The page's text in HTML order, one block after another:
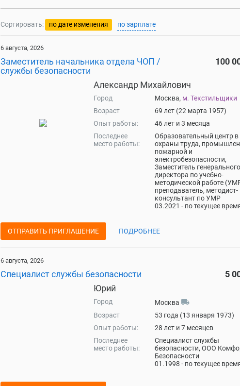
Сортировать: по дате изменения по зарплате
6 августа, 2026
Заместитель начальника отдела ЧОП /
службы безопасности
100
Александр Михайлович
Город Москва, м. Текстильщики
Возраст
69 лет (22 марта 1957)
Опыт работы:
46 лет и 3 месяца
Последнее
место работы:
Образовательный центр в
охраны труда,
пожарной и
электробезопасности,
Заместитель генерального
директора по учебно-
методической работе
преподаватель, методист-
консультант по УМР
03.2021 - по текущее
ОТПРАВИТЬ ПРИГЛАШЕНИЕ ПОДРОБНЕЕ
6 августа, 2026
Специалист службы безопасности
5
Юрий
Город Москва local_shipping
Возраст
53 года (13 января 1973)
Опыт работы:
28 лет и 7 месяцев
Последнее
место работы:
Специалист службы
безопасности, ООО
Безопасности
01.1998 - по текущее